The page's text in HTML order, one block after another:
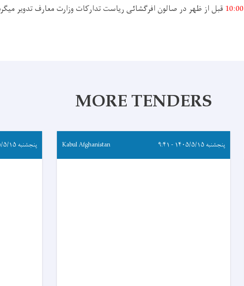
10:00 قبل از ظهر در صالون افرگشائی ریاست تدارکات وزارت معارف تدویر
MORE TENDERS
پنجشنبه ۱۴۰۵/۵/۱۵ - ۹:۴۱ Kabul Afghanistan پنجشنبه ۱۴۰۵/۵/۱۵ - ۹:۳۵